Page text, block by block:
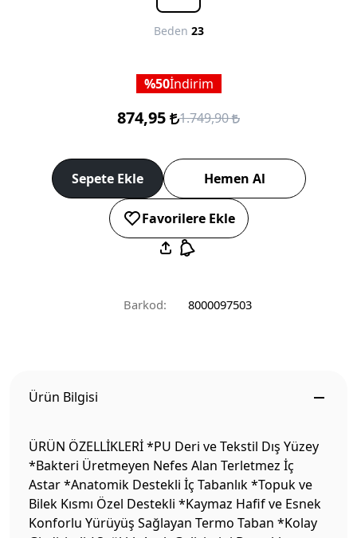
Beden 23
50İndirim
874,95 1.749,90
Sepete Ekle Hemen Al
Favorilere Ekle
Barkod: 8000097503
Ürün Bilgisi
ÜRÜN ÖZELLİKLERİ *PU Deri ve Tekstil Dış Yüzey
*Bakteri Üretmeyen Nefes Alan Terletmez İç
Astar *Anatomik Destekli İç Tabanlık *Topuk ve
Bilek Kısmı Özel Destekli *Kaymaz Hafif ve Esnek
Konforlu Yürüyüş Sağlayan Termo Taban *Kolay